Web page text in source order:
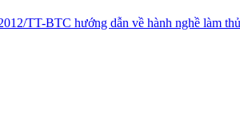
TT-BTC hướng dẫn về hành nghề làm